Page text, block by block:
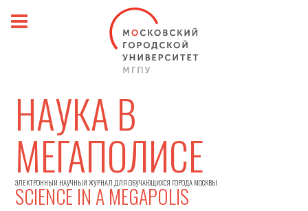
НАУКА В
МЕГАПОЛИСЕ
ЭЛЕКТРОННЫЙ НАУЧНЫЙ ЖУРНАЛ ДЛЯ ОБУЧАЮЩИХСЯ ГОРОДА МОСКВЫ
SCIENCE IN A MEGAPOLIS